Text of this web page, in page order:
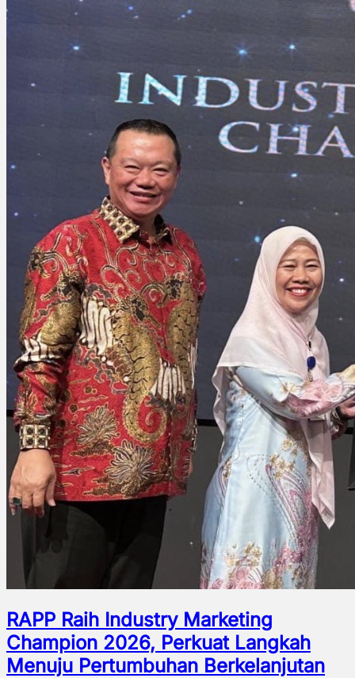
RAPP Raih Industry Marketing
Champion 2026, Perkuat Langkah
Menuju Pertumbuhan Berkelanjutan